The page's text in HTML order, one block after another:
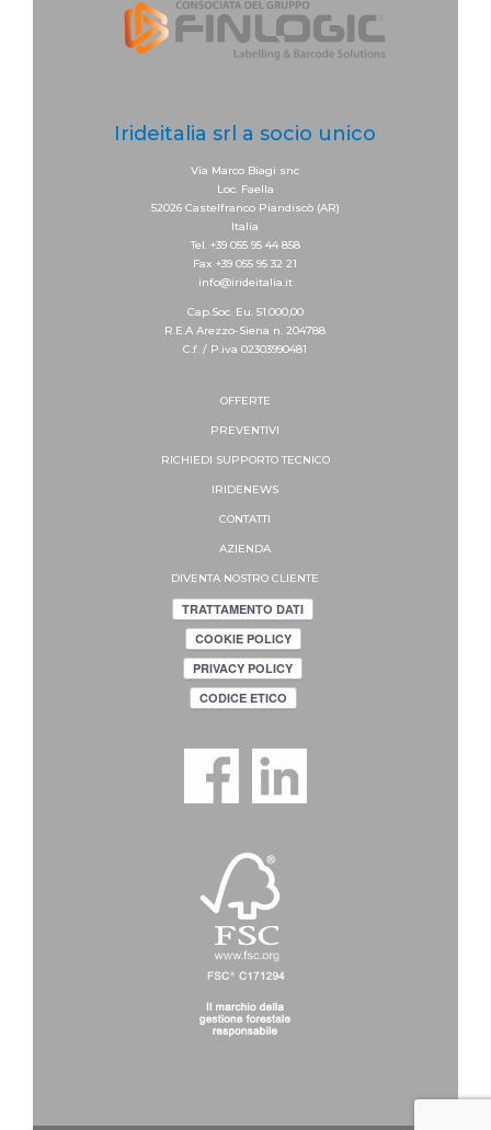
Irideitalia srl a socio unico
Via Marco Biagi snc
Loc. Faella
52026 Castelfranco Piandiscò (AR)
Italia
Tel. +39 055 95 44 858
Fax +39 055 95 32 21
info@irideitalia.it
Cap.Soc. Eu. 51.000,00
R.E.A Arezzo-Siena n. 204788
C.f. / P.iva 02303990481
OFFERTE
PREVENTIVI
RICHIEDI SUPPORTOTECNICO
IRIDENEWS
CONTATTI
AZIENDA
DIVENTA NOSTRO CLIENTE